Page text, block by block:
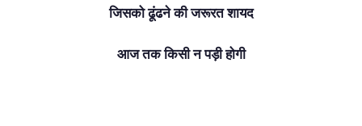
जिसको ढूंढने की जरूरत शायद
आज तक किसी न पड़ी होगी